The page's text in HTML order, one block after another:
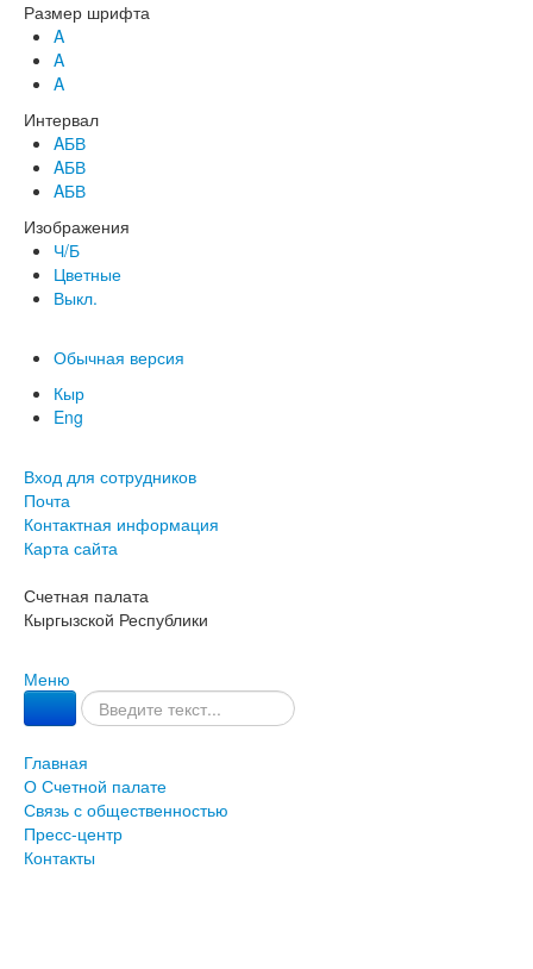
Размер шрифта
A
A
A
Интервал
AБВ
AБВ
AБВ
Изображения
Ч/Б
Цветные
Выкл.
Обычная версия
Кыр
Eng
Вход для сотрудников
Почта
Контактная информация
Карта сайта
Счетная палата
Кыргызской Республики
Меню
Главная
О Счетной палате
Связь с общественностью
Пресс-центр
Контакты